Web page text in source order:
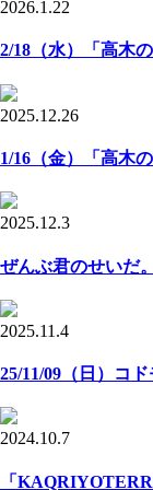
2026.1.22
2/18（水）「高木
2025.12.26
1/16（金）「高木
2025.12.3
ぜんぶ君のせいだ
2025.11.4
25/11/09（日）コ
2024.10.7
「